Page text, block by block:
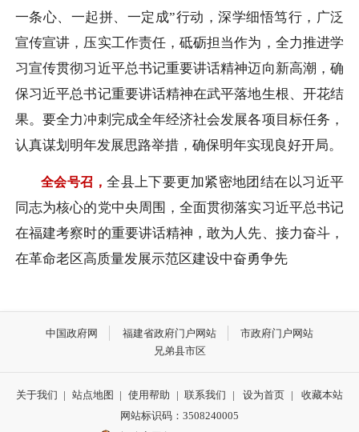
一条心、一起拼、一定成”行动，深学细悟笃行，广泛
宣传宣讲，压实工作责任，砥砺担当作为，全力推进学
习宣传贯彻习近平总书记重要讲话精神迈向新高潮，确
保习近平总书记重要讲话精神在武平落地生根、开花结
果。要全力冲刺完成全年经济社会发展各项目标任务，
认真谋划明年发展思路举措，确保明年实现良好开局。
全会号召，全县上下要更加紧密地团结在以习近平
同志为核心的党中央周围，全面贯彻落实习近平总书记
在福建考察时的重要讲话精神，敢为人先、接力奋斗，
在革命老区高质量发展示范区建设中奋勇争先
中国政府网 福建省政府门户网站
市政府门户网站
兄弟县市区
关于我们 | 站点地图 | 使用帮助 | 联系我们 | 设为首页 |
收藏本站
网站标识码：3508240005